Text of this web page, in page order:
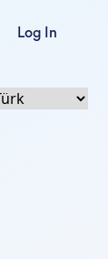
Log In